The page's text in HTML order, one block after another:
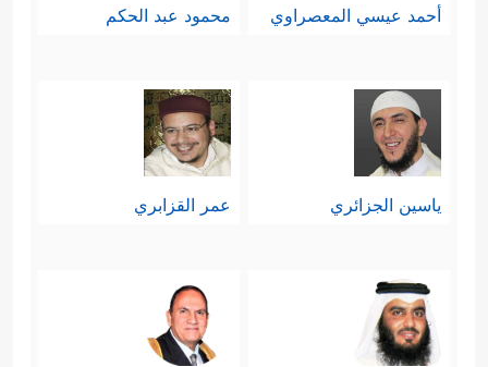
أحمد عيسي المعصراوي محمود عبد الحكم
ياسين الجزائري عمر القزابري